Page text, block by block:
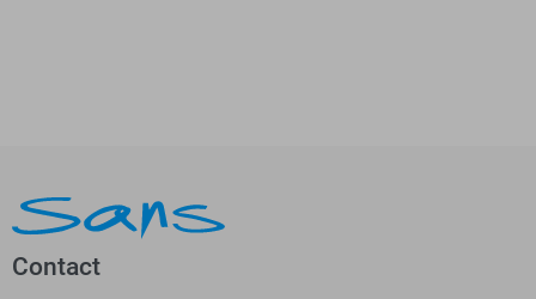
Contact